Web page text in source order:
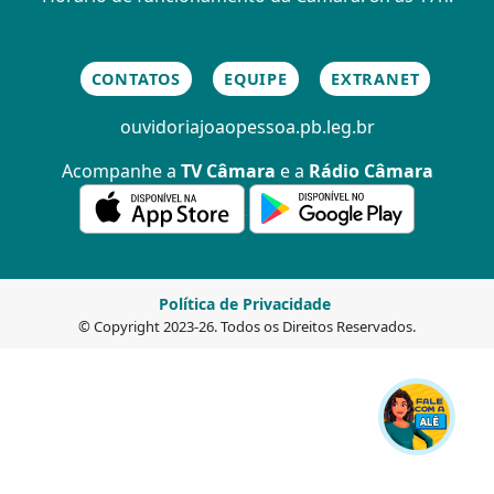
CONTATOS EQUIPE EXTRANET
ouvidoriajoaopessoa.pb.leg.br
Acompanhe a TV Câmara e a Rádio Câmara
© Copyright 2023-26. Todos os Direitos Reservados.
Política de Privacidade